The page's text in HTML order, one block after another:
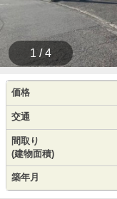
1 / 4
価格
交通
間取り
(建物面積)
築年月